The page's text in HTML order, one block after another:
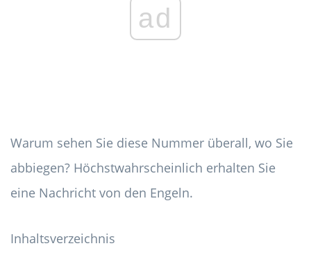
ad
Warum sehen Sie diese Nummer überall, wo Sie
abbiegen? Höchstwahrscheinlich erhalten Sie
eine Nachricht von den Engeln.
Inhaltsverzeichnis